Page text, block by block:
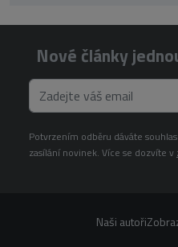
Nové články
Potvrzením odběru dáváte
zasílání novinek. Více se dozvíte v
Naši autoři